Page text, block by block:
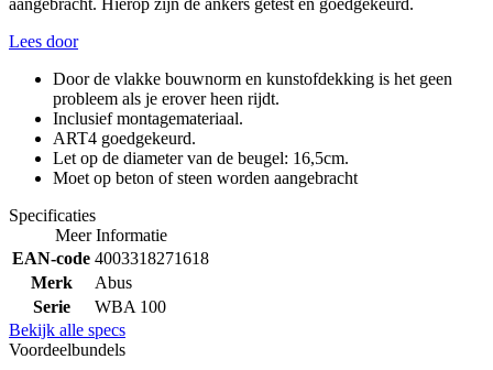
Lees door
Door de vlakke bouwnorm en kunstofdekking is het geen
probleem als je erover heen rijdt.
Inclusief montagemateriaal.
ART4 goedgekeurd.
Let op de diameter van de beugel: 16,5cm.
Moet op beton of steen worden aangebracht
Specificaties
Meer Informatie
EAN-code 4003318271618
Merk
Abus
Serie
WBA 100
Bekijk alle specs
Voordeelbundels